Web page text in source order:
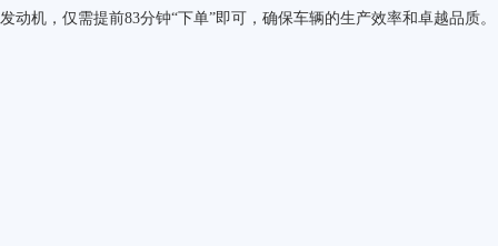
发动机，仅需提前83分钟“下单”即可，确保车辆的生产效率和卓越品质。